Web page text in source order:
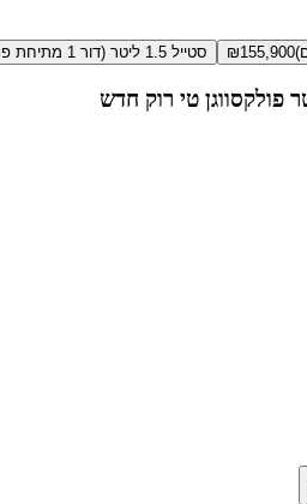
₪155,900 סטייל 1.5 ליטר (דור 1 מתיחת פנים)
פולקסווגן טי רוק חדש